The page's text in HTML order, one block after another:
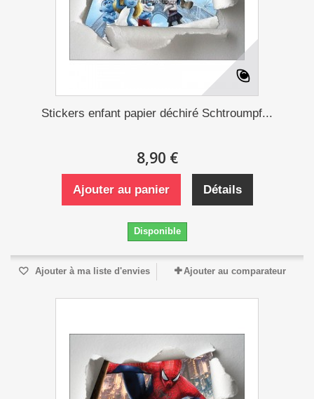
Stickers enfant papier déchiré Schtroumpf...
8,90 €
Ajouter au panier Détails
Disponible
Ajouter à ma liste d'envies Ajouter au comparateur